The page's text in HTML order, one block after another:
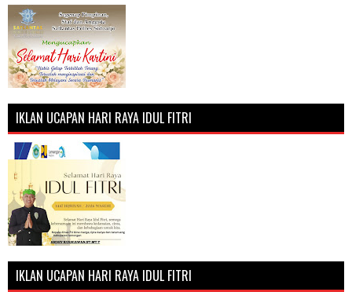
IKLAN UCAPAN HARI RAYA IDUL FITRI
IKLAN UCAPAN HARI RAYA IDUL FITRI